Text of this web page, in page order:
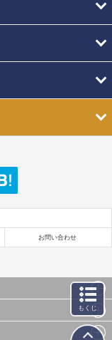
お問い合わせ
ータ等）及びこれらの配置・
を行うことは固く禁じており
れた見解・感想です。
もくじ